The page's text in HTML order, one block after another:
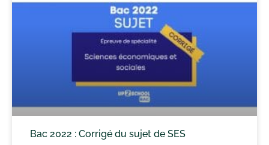
Bac 2022 : Corrigé du sujet de SES